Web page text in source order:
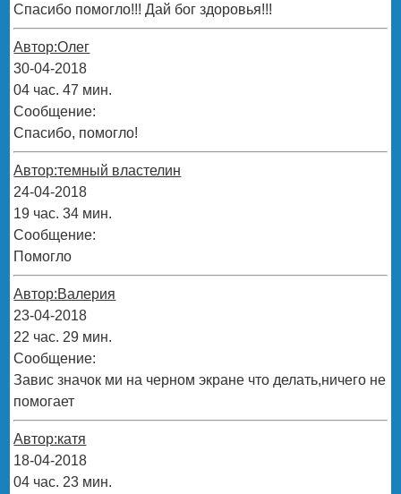
Спасибо помогло!!! Дай бог здоровья!!!
Автор:Олег
30-04-2018
04 час. 47 мин.
Сообщение:
Спасибо, помогло!
Автор:темный властелин
24-04-2018
19 час. 34 мин.
Сообщение:
Помогло
Автор:Валерия
23-04-2018
22 час. 29 мин.
Сообщение:
Завис значок ми на черном экране что делать,ничего не
помогает
Автор:катя
18-04-2018
04 час. 23 мин.